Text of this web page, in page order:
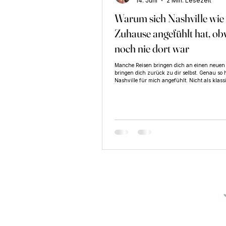
Bewusstsein & Selbstentwicklung
Warum sich Nashville wie
Zuhause angefühlt hat,
noch nie dort war
Manche Reisen bringen dich an einen neuen
bringen dich zurück zu dir selbst. Genau so
Nashville für mich angefühlt. Nicht als